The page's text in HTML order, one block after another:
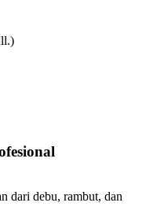
dari debu, rambut, dan